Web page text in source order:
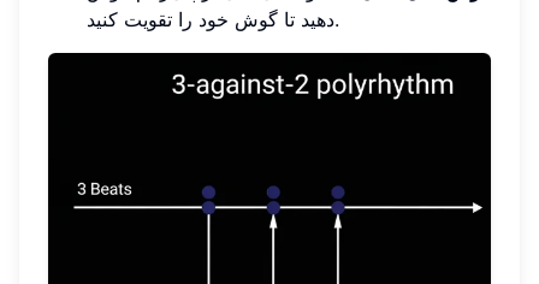
دهید تا گوش خود را تقویت کنید.